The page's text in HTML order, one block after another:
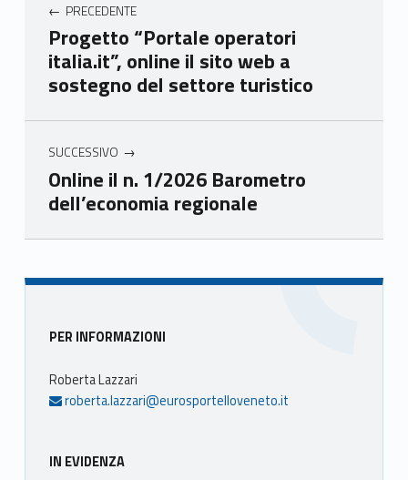
mer
e
Ven
eto
e
Ven
eto
e
Ven
eto
PRECEDENTE
Progetto “Portale operatori
italia.it”, online il sito web a
sostegno del settore turistico
SUCCESSIVO
Online il n. 1/2026 Barometro
dell’economia regionale
Skip back to main navigation
Sidebar
PER INFORMAZIONI
Roberta Lazzari
roberta.lazzari@eurosportelloveneto.it
IN EVIDENZA